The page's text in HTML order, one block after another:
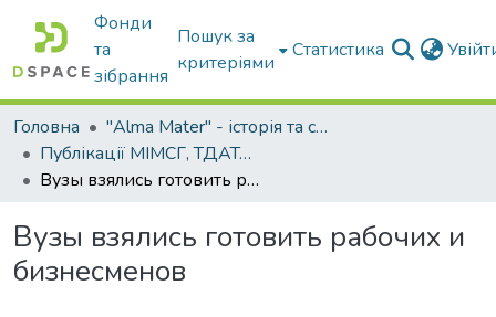
Фонди
та
зібрання
Пошук за
критеріями
Статистика
Головна
"Alma Mater" - історія та сьогодення Університету
Публікації МІМСГ, ТДАТА, ТДАТУ
Вузы взялись готовить рабочих и бизнесменов
Вузы взялись готовить рабочих и
бизнесменов